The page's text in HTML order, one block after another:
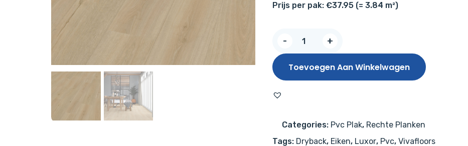
Prijs per pak: €37.95 (= 3.84 m²)
-
7220
aantal
+
Toevoegen Aan Winkelwagen
Categories: Pvc Plak, Rechte Planken
Tags: Dryback, Eiken, Luxor, Pvc, Vivafloors